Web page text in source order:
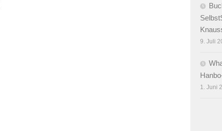
9. Juli
1. Juni